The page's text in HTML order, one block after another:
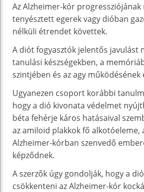
Az Alzheimer-kór
tenyésztett egerek vagy dióban
nélküli étrendet követtek.
A diót fogyasztók jelentős javulást
tanulási készségekben, a
szintjében és az agy
Ugyanezen csoport korábbi
hogy a dió kivonata védelmet
béta fehérje káros hatásaival
az amiloid plakkok fő alkotóeleme,
Alzheimer-kórban szenvedő
képződnek.
A szerzők úgy gondolják, hogy a
csökkenteni az Alzheimer-kór